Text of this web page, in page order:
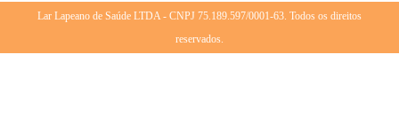
Lar Lapeano de Saúde LTDA - CNPJ 75.189.597/0001-63. Todos os direitos
reservados.